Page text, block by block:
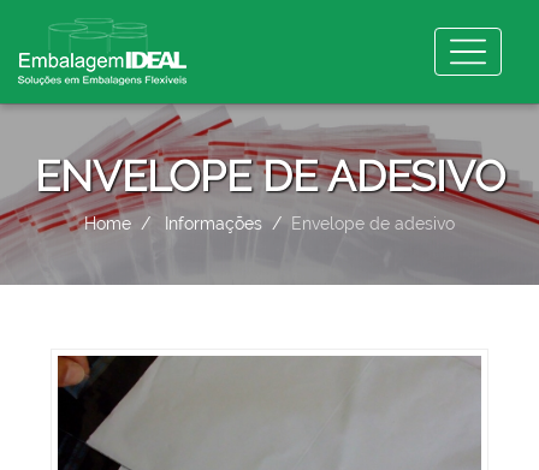
ENVELOPE DE ADESIVO
Home Informações Envelope de adesivo